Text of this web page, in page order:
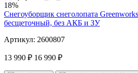
18%
Снегоуборщик снеголопата
бесщеточный, без АКБ и ЗУ
Артикул: 2600807
13 990 ₽ 16 990 ₽